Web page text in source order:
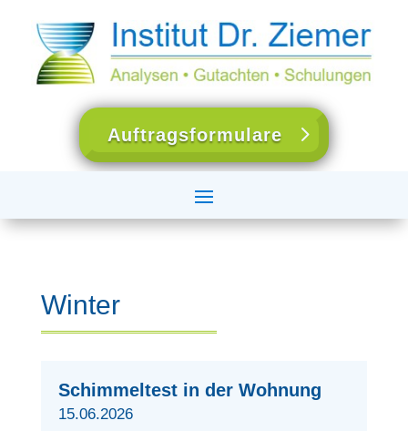
Auftragsformulare
Winter
Schimmeltest in der Wohnung
15.06.2026